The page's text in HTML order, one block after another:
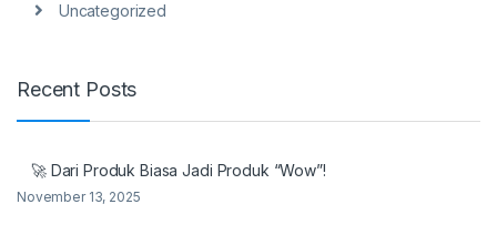
Uncategorized
Recent Posts
🚀 Dari Produk Biasa Jadi Produk “Wow”!
November 13, 2025